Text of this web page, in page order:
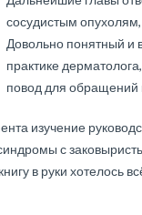
сосудистым
Довольно понятный и
практике
повод для обращений
изучение
с
в руки хотелось